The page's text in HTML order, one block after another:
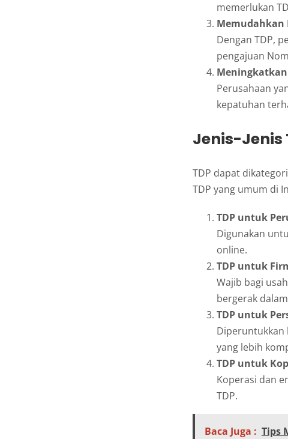
memerlukan
Memudahkan
Dengan TDP,
pengajuan
Perusahaan
kepatuhan
Jenis-
TDP dapat
TDP yang umum di
TDP untuk
Digunakan
online.
TDP untuk
Wajib bagi
bergerak
TDP untuk
Diperuntukkan
yang lebih
TDP untuk
Koperasi dan
TDP.
Baca Juga : Tips